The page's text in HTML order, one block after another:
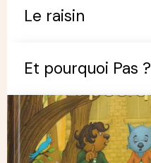
Le raisin
Et pourquoi Pas ?